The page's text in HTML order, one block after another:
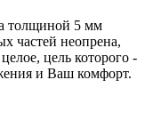
толщиной 5 мм
частей неопрена,
цель которого -
и Ваш комфорт.